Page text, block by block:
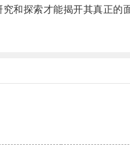
和探索才能揭开其真正的面